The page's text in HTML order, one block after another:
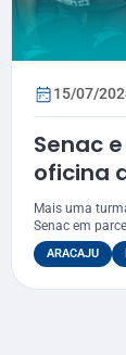
15/07/
Senac
oficina
no
Mais uma
Senac em
ARACAJU